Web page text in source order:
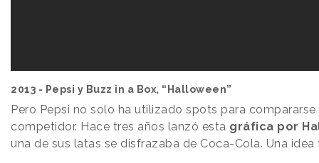
2013 - Pepsi y Buzz in a Box, “Halloween”
Pero Pepsi no solo ha utilizado spots para
competidor. Hace tres años lanzó esta gráfica por
una de sus latas se disfrazaba de Coca-Cola. Una idea